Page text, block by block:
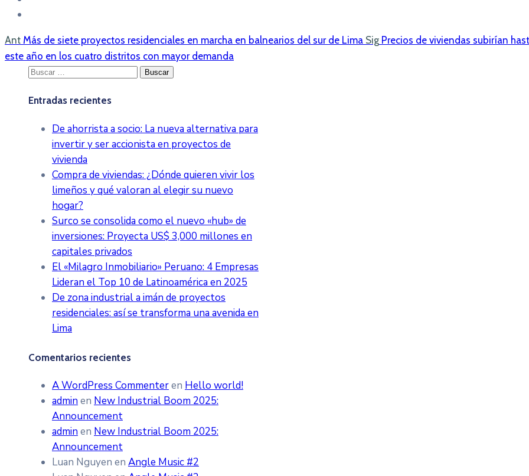
Ant Más de siete proyectos residenciales en marcha en balnearios del sur de Lima Sig Precios de viviendas subirían
este año en los cuatro distritos con mayor demanda
Buscar:
Entradas recientes
De ahorrista a socio: La nueva alternativa para
invertir y ser accionista en proyectos de
vivienda
Compra de viviendas: ¿Dónde quieren vivir los
limeños y qué valoran al elegir su nuevo
hogar?
Surco se consolida como el nuevo «hub» de
inversiones: Proyecta US$ 3,000 millones en
capitales privados
El «Milagro Inmobiliario» Peruano: 4 Empresas
Lideran el Top 10 de Latinoamérica en 2025
De zona industrial a imán de proyectos
residenciales: así se transforma una avenida en
Lima
Comentarios recientes
A WordPress Commenteren Hello world!
adminen New Industrial Boom 2025:
Announcement
adminen New Industrial Boom 2025:
Announcement
Luan Nguyen en Angle Music #2